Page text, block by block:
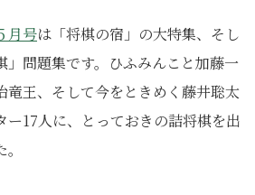
月号は「将棋の宿」の大特集、そし
」問題集です。ひふみんこと加藤一
竜王、そして今をときめく藤井聡太
ー17人に、とっておきの詰将棋を出